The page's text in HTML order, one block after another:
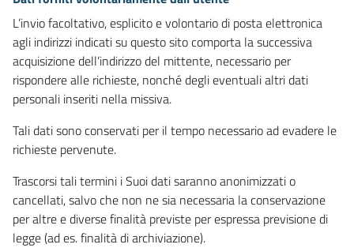
L’invio facoltativo, esplicito e volontario di posta elettronica
agli indirizzi indicati su questo sito comporta la successiva
acquisizione dell’indirizzo del mittente, necessario per
rispondere alle richieste, nonché degli eventuali altri dati
personali inseriti nella missiva.
Tali dati sono conservati per il tempo necessario ad evadere le
richieste pervenute.
Trascorsi tali termini i Suoi dati saranno anonimizzati o
cancellati, salvo che non ne sia necessaria la conservazione
per altre e diverse finalità previste per espressa previsione di
legge (ad es. finalità di archiviazione).